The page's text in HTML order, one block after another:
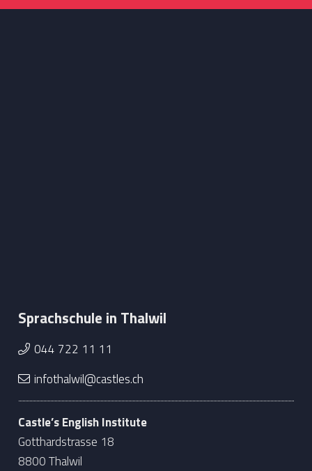
Sprachschule in Thalwil
044 722 11 11
infothalwil@castles.ch
Castle’s English Institute
Gotthardstrasse 18
8800 Thalwil